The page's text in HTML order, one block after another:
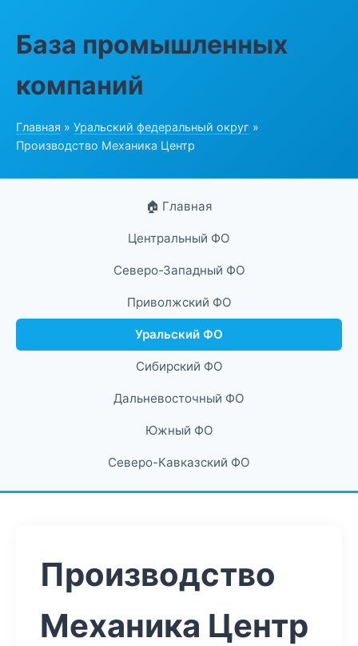
База промышленных
компаний
Главная » Уральский федеральный округ »
Производство Механика Центр
🏠 Главная
Центральный ФО
Северо-Западный ФО
Приволжский ФО
Уральский ФО
Сибирский ФО
Дальневосточный ФО
Южный ФО
Северо-Кавказский ФО
Производство
Механика Центр